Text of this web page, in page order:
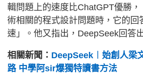
輯問題上的速度比ChatGPT優勝
術相關的程式設計問題時，它的回
速」。他又指出，DeepSeek回答
相關新聞： DeepSeek︱始創人梁
路 中學阿sir爆獨特讀書方法